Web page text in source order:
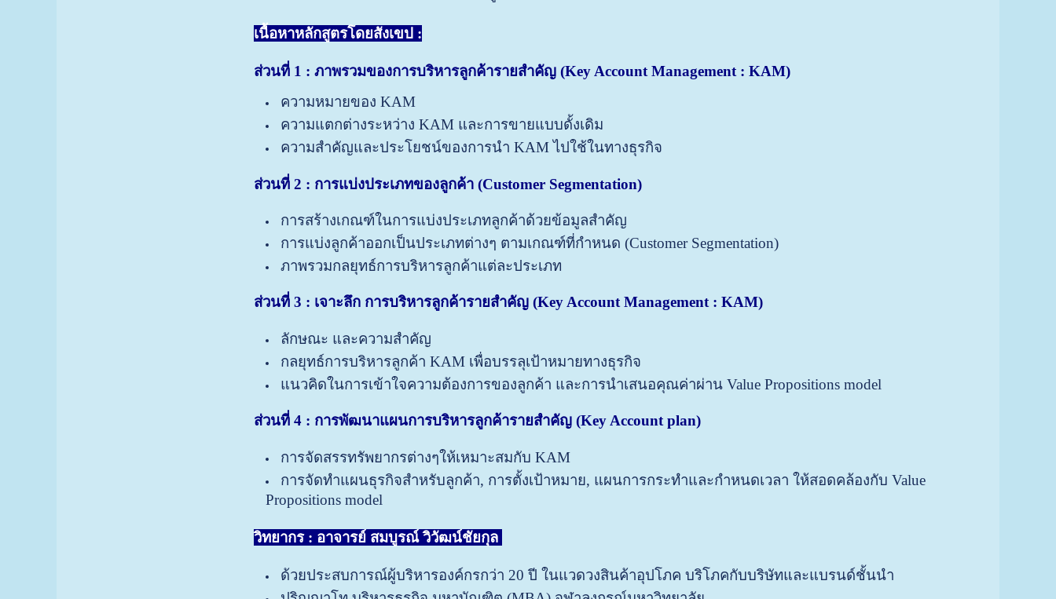
เนื้อหาหลักสูตรโดยสังเขป :
ส่วนที่ 1 : ภาพรวมของการบริหารลูกค้ารายสำคัญ(Key Account Management : KAM)
ความหมายของ KAM
ความแตกต่างระหว่าง KAM และการขายแบบดั้งเดิม
ความสำคัญและประโยชน์ของการนำ KAM ไปใช้ในทางธุรกิจ
ส่วนที่ 2 : การแบ่งประเภทของลูกค้า (Customer Segmentation)
การสร้างเกณฑ์ในการแบ่งประเภทลูกค้าด้วยข้อมูลสำคัญ
การแบ่งลูกค้าออกเป็นประเภทต่างๆ ตามเกณฑ์ที่กำหนด (Customer Segmentation)
ภาพรวมกลยุทธ์การบริหารลูกค้าแต่ละประเภท
ส่วนที่ 3 : เจาะลึก การบริหารลูกค้ารายสำคัญ(Key Account Management : KAM)
ลักษณะ และความสำคัญ
กลยุทธ์การบริหารลูกค้า KAM เพื่อบรรลุเป้าหมายทางธุรกิจ
แนวคิดในการเข้าใจความต้องการของลูกค้า และการนำเสนอคุณค่าผ่าน Value Propositions model
ส่วนที่ 4 : การพัฒนาแผนการบริหารลูกค้ารายสำคัญ (Key Account plan)
การจัดสรรทรัพยากรต่างๆให้เหมาะสมกับ KAM
การจัดทำแผนธุรกิจสำหรับลูกค้า, การตั้งเป้าหมาย, แผนการกระทำและกำหนดเวลา ให้สอดคล้องกับ Value
Propositions model
วิทยากร : อาจารย์ สมบูรณ์ วิวัฒน์ชัยกุล
ด้วยประสบการณ์ผู้บริหารองค์กรกว่า 20 ปี ในแวดวงสินค้าอุปโภค บริโภคกับบริษัทและแบรนด์ชั้นนำ